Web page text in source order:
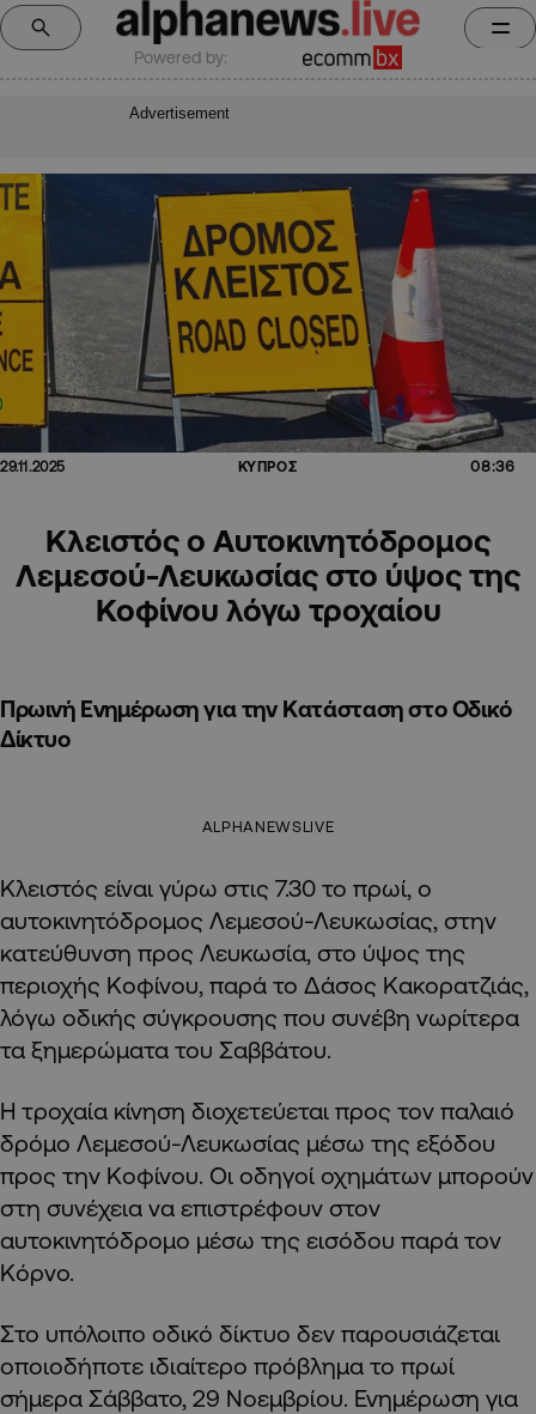
Powered by:
Advertisement
29.11.2025 ΚΥΠΡΟΣ 08:36
Κλειστός ο Αυτοκινητόδρομος
Λεμεσού-Λευκωσίας στο ύψος της
Κοφίνου λόγω τροχαίου
Πρωινή Ενημέρωση για την Κατάσταση στο Οδικό
Δίκτυο
ALPHANEWSLIVE
Κλειστός είναι γύρω στις 7.30 το πρωί, ο
αυτοκινητόδρομος Λεμεσού-Λευκωσίας, στην
κατεύθυνση προς Λευκωσία, στο ύψος της
περιοχής Κοφίνου, παρά το Δάσος Κακορατζιάς,
λόγω οδικής σύγκρουσης που συνέβη νωρίτερα
τα ξημερώματα του Σαββάτου.
Η τροχαία κίνηση διοχετεύεται προς τον παλαιό
δρόμο Λεμεσού-Λευκωσίας μέσω της εξόδου
προς την Κοφίνου. Οι οδηγοί οχημάτων μπορούν
στη συνέχεια να επιστρέφουν στον
αυτοκινητόδρομο μέσω της εισόδου παρά τον
Κόρνο.
Στο υπόλοιπο οδικό δίκτυο δεν παρουσιάζεται
οποιοδήποτε ιδιαίτερο πρόβλημα το πρωί
σήμερα Σάββατο, 29 Νοεμβρίου. Ενημέρωση για